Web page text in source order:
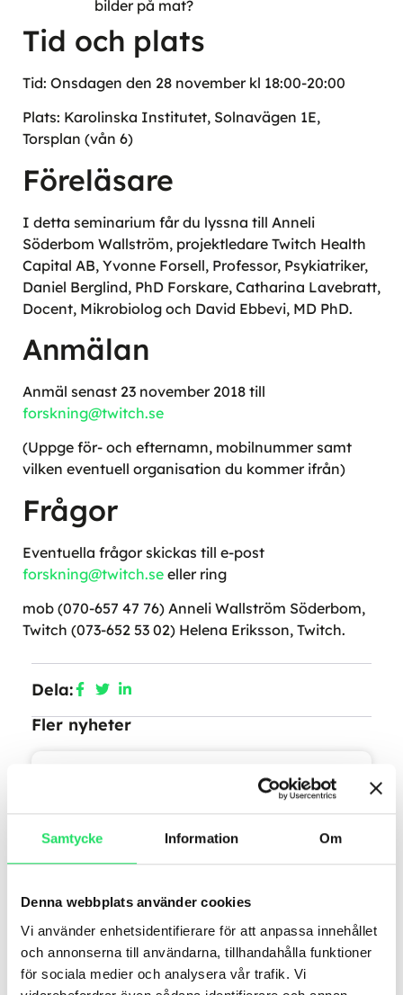
Samtycke Information Om
Denna webbplats använder cookies
Vi använder enhetsidentifierare för att anpassa innehållet
och annonserna till användarna, tillhandahålla funktioner
för sociala medier och analysera vår trafik. Vi
bilder på mat?
Tid och plats
Tid: Onsdagen den 28 november kl 18:00-20:00
Plats: Karolinska Institutet, Solnavägen 1E,
Torsplan (vån 6)
Föreläsare
I detta seminarium får du lyssna till Anneli
Söderbom Wallström, projektledare Twitch Health
Capital AB, Yvonne Forsell, Professor, Psykiatriker,
Daniel Berglind, PhD Forskare, Catharina Lavebratt,
Docent, Mikrobiolog och David Ebbevi, MD PhD.
Anmälan
Anmäl senast 23 november 2018 till
forskning@twitch.se
(Uppge för- och efternamn, mobilnummer samt
vilken eventuell organisation du kommer ifrån)
Frågor
Eventuella frågor skickas till e-post
forskning@twitch.se eller ring
mob (070-657 47 76) Anneli Wallström Söderbom,
Twitch (073-652 53 02) Helena Eriksson, Twitch.
Dela:
Fler nyheter
Twitch Health föreläste om
Hur påverkar våra livsstilsval hur vi åldras?
Och vad säger egentligen forskningen om
LÄS MER »
november 30, 2025